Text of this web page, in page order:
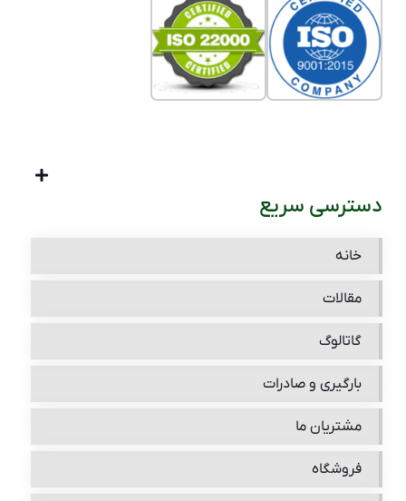
دسترسی سریع
خانه
مقالات
گاتالوگ
بارگیری و صادرات
مشتریان ما
فروشگاه